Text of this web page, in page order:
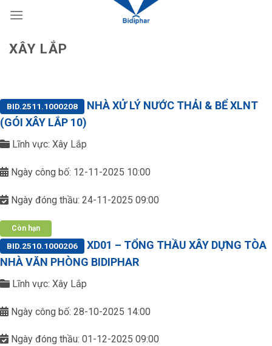
XÂY LẮP
BID.2511.1000208
NHÀ XỬ LÝ NƯỚC THẢI & BỂ XLNT
(GÓI XÂY LẮP 10)
Lĩnh vực: Xây Lắp
Ngày công bố: 12-11-2025 10:00
Ngày đóng thầu: 24-11-2025 09:00
Còn hạn
BID.2510.1000206
XD01 – TỔNG THẦU XÂY DỰNG TÒA
NHÀ VĂN PHÒNG BIDIPHAR
Lĩnh vực: Xây Lắp
Ngày công bố: 28-10-2025 14:00
Ngày đóng thầu: 01-12-2025 09:00